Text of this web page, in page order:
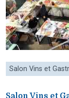
Salon Vins et
Salon Vins et